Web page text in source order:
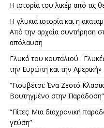
Η ιστορία του λικέρ από τις
Η γλυκιά ιστορία και η
Από την αρχαία συντήρηση
απόλαυση
Γλυκό του κουταλιού :
την Ευρώπη και την Αμερική»
“Γιουβέτσι: Ένα Ζεστό
Βουτηγμένο στην Παράδοση”
“Πίτες: Μια διαχρονική
γεύση”